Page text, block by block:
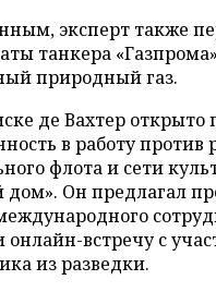
эксперт также
танкера
природный газ.
де Вахтер открыто
в работу против
флота и сети
дом». Он предлагал
онлайн-встречу с
из разведки.